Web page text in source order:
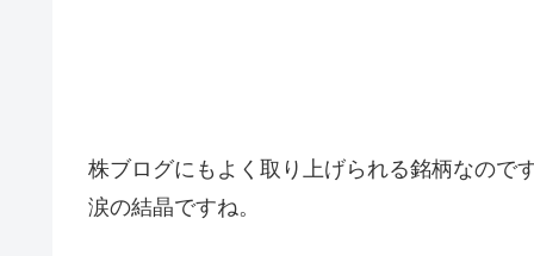
株ブログにもよく取り上げられる銘柄なので
涙の結晶ですね。